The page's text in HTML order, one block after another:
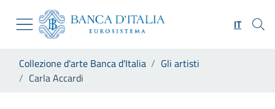
Skip to Main Content
Vai al sito istituzionale
Vai al menu di navigazione
Vai alla ricerca
Vai al footer
IT
Collezione d'arte Banca d'Italia
Gli artisti
Carla Accardi